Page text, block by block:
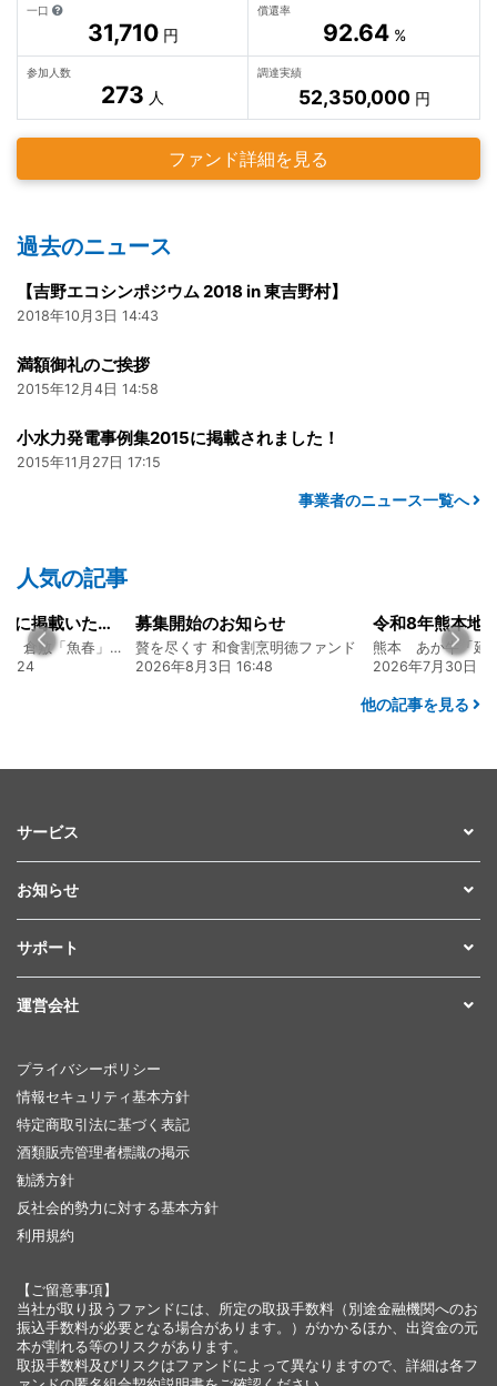
一口
31,710円
償還率
92.64%
参加人数
273 人
調達実績
52,350,000円
ファンド詳細を見る
過去のニュース
【吉野エコシンポジウム 2018 in 東吉野村】
2018年10月3日 14:43
満額御礼のご挨拶
2015年12月4日 14:58
小水力発電事例集2015に掲載されました！
2015年11月27日 17:15
事業者のニュース一覧へ
人気の記事
山陽新聞の一面に掲載いただきました！
創業128年の魚屋 倉敷「魚春」ファンド
募集開始のお知らせ
贅を尽くす 和食割烹明徳ファンド
2026年8月3日 16:48
2026年7月30日 15:25
他の記事を見る
サービス
お知らせ
サポート
運営会社
プライバシーポリシー
情報セキュリティ基本方針
特定商取引法に基づく表記
酒類販売管理者標識の掲示
勧誘方針
反社会的勢力に対する基本方針
利用規約
【ご留意事項】
当社が取り扱うファンドには、所定の取扱手数料（別途金融機関へのお
振込手数料が必要となる場合があります。）がかかるほか、出資金の元
本が割れる等のリスクがあります。
取扱手数料及びリスクはファンドによって異なりますので、詳細は各フ